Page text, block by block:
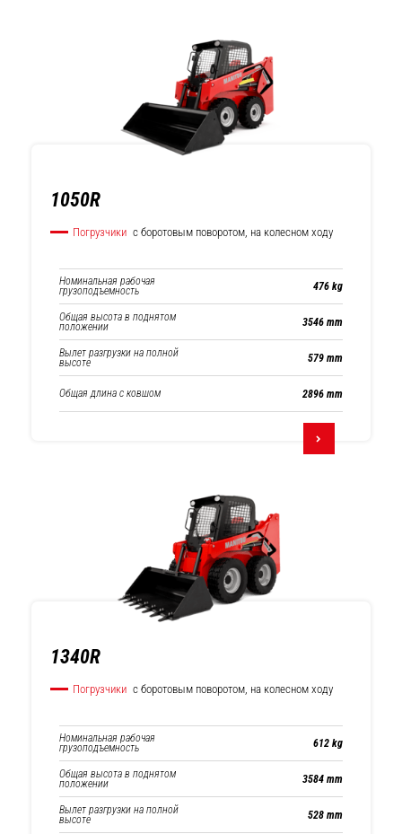
боротовым
поворотом, на
колесном ходу
Погрузчики с
бортовым
поворотом на
Мачтовые
погрузчики
Погрузчики с
Телескопические
1050R
Погрузчики с боротовым поворотом, на колесном ходу
Номинальная рабочая
грузоподъемность 476 kg
Общая высота в поднятом
положении 3546 mm
Вылет разгрузки на полной
высоте 579 mm
Общая длина с ковшом 2896 mm
1340R
Погрузчики с боротовым поворотом, на колесном ходу
Номинальная рабочая
грузоподъемность 612 kg
Общая высота в поднятом
положении 3584 mm
Вылет разгрузки на полной
высоте 528 mm